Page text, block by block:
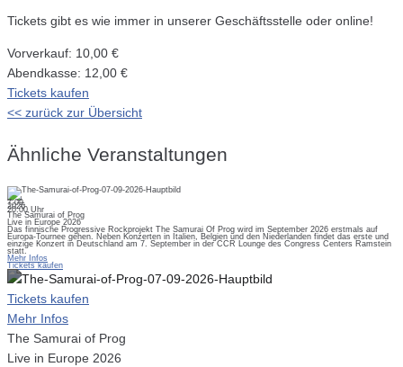
Tickets gibt es wie immer in unserer Geschäftsstelle oder online!
Vorverkauf: 10,00 €
Abendkasse: 12,00 €
Tickets kaufen
<< zurück zur Übersicht
Ähnliche Veranstaltungen
7.09.
2026
20:00 Uhr
The Samurai of Prog
Live in Europe 2026
Das finnische Progressive Rockprojekt The Samurai Of Prog wird im September 2026 erstmals auf
Europa-Tournee gehen. Neben Konzerten in Italien, Belgien und den Niederlanden findet das erste und
einzige Konzert in Deutschland am 7. September in der CCR Lounge des Congress Centers Ramstein
statt.
Mehr Infos
Tickets kaufen
Tickets kaufen
Mehr Infos
The Samurai of Prog
Live in Europe 2026